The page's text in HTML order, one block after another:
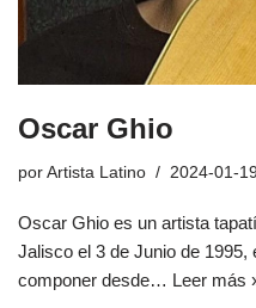
Oscar Ghio
por Artista Latino 2024-01-19
Oscar Ghio es un artista
Jalisco el 3 de Junio de
componer desde… Leer más